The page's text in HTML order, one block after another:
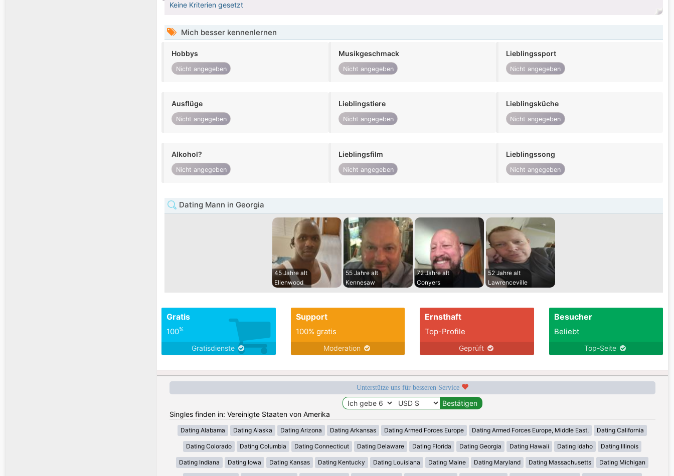
Keine Kriterien gesetzt
Mich besser kennenlernen
Hobbys
Nicht angegeben
Musikgeschmack
Nicht angegeben
Lieblingssport
Nicht angegeben
Ausflüge
Nicht angegeben
Lieblingstiere
Nicht angegeben
Lieblingsküche
Nicht angegeben
Alkohol?
Nicht angegeben
Lieblingsfilm
Nicht angegeben
Lieblingssong
Nicht angegeben
Dating Mann in Georgia
45 Jahre alt
Ellenwood
55 Jahre alt
Kennesaw
72 Jahre alt
Conyers
52 Jahre alt
Lawrenceville
Gratis
100%
Gratisdienste
Support
100% gratis
Moderation
Ernsthaft
Top-Profile
Geprüft
Besucher
Beliebt
Top-Seite
Unterstütze uns für besseren Service
Singles finden in: Vereinigte Staaten von Amerika
Dating Alabama Dating Alaska Dating Arizona Dating Arkansas Dating Armed Forces Europe Dating Armed Forces Europe, Middle East, Dating California
Dating Colorado Dating Columbia Dating Connecticut Dating Delaware Dating Florida Dating Georgia Dating Hawaii Dating Idaho Dating Illinois
Dating Indiana Dating Iowa Dating Kansas Dating Kentucky Dating Louisiana Dating Maine Dating Maryland Dating Massachusetts Dating Michigan